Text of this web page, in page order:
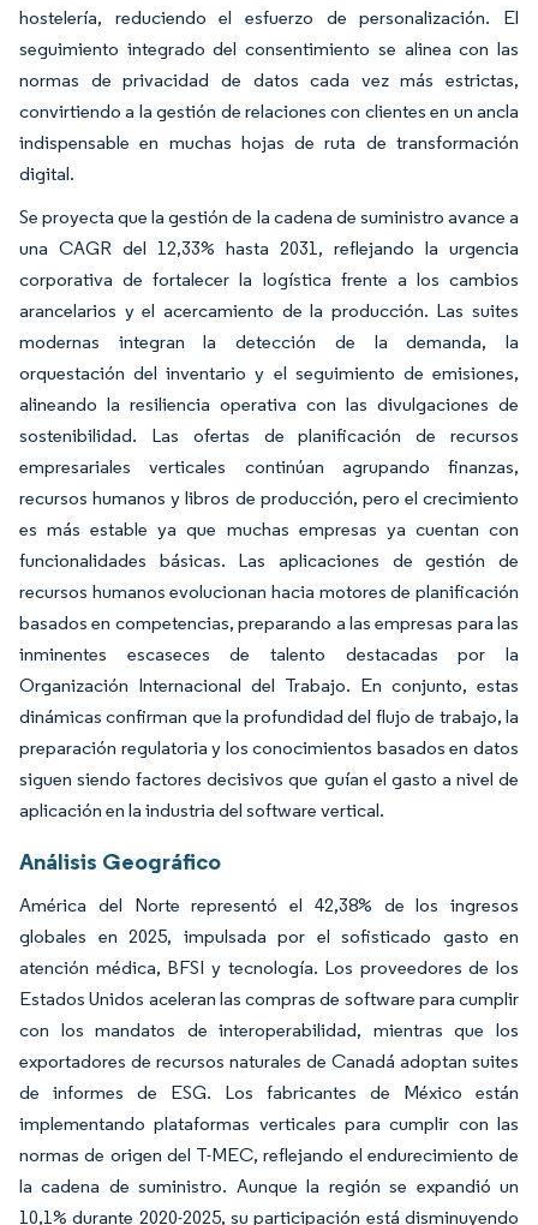
hostelería, reduciendo el esfuerzo de personalización. El
seguimiento integrado del consentimiento se alinea con las
normas de privacidad de datos cada vez más estrictas,
convirtiendo a la gestión de relaciones con clientes en un ancla
indispensable en muchas hojas de ruta de transformación
digital.
Se proyecta que la gestión de la cadena de suministro avance a
una CAGR del 12,33% hasta 2031, reflejando la urgencia
corporativa de fortalecer la logística frente a los cambios
arancelarios y el acercamiento de la producción. Las suites
modernas integran la detección de la demanda, la
orquestación del inventario y el seguimiento de emisiones,
alineando la resiliencia operativa con las divulgaciones de
sostenibilidad. Las ofertas de planificación de recursos
empresariales verticales continúan agrupando finanzas,
recursos humanos y libros de producción, pero el crecimiento
es más estable ya que muchas empresas ya cuentan con
funcionalidades básicas. Las aplicaciones de gestión de
recursos humanos evolucionan hacia motores de planificación
basados en competencias, preparando a las empresas para las
inminentes escaseces de talento destacadas por la
Organización Internacional del Trabajo. En conjunto, estas
dinámicas confirman que la profundidad del flujo de trabajo, la
preparación regulatoria y los conocimientos basados en datos
siguen siendo factores decisivos que guían el gasto a nivel de
aplicación en la industria del software vertical.
Análisis Geográfico
América del Norte representó el 42,38% de los ingresos
globales en 2025, impulsada por el sofisticado gasto en
atención médica, BFSI y tecnología. Los proveedores de los
Estados Unidos aceleran las compras de software para cumplir
con los mandatos de interoperabilidad, mientras que los
exportadores de recursos naturales de Canadá adoptan suites
de informes de ESG. Los fabricantes de México están
implementando plataformas verticales para cumplir con las
normas de origen del T-MEC, reflejando el endurecimiento de
la cadena de suministro. Aunque la región se expandió un
10,1% durante 2020-2025, su participación está disminuyendo